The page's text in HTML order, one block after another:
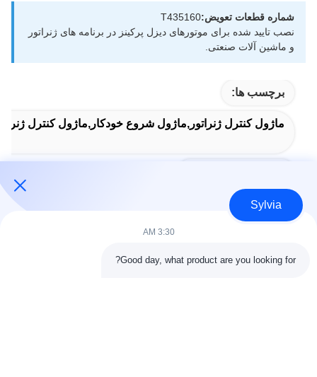
شماره قطعات تعویض:T435160
نصب تایید شده برای موتورهای دیزل پرکینز در برنامه های ژنراتور
و ماشین آلات صنعتی.
برچسب ها:
ماژول کنترل ژنراتور,ماژول شروع خودکار,ماژول کنترل
تماس سریع
Sylvia
3:30 AM
Good day, what product are you looking for?